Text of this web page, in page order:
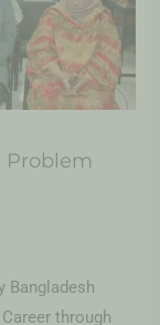
Problem
Bangladesh
through